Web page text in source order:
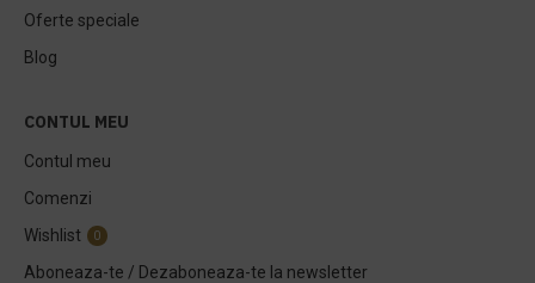
Oferte speciale
Blog
CONTUL MEU
Contul meu
Comenzi
Wishlist
0
Aboneaza-te / Dezaboneaza-te la newsletter